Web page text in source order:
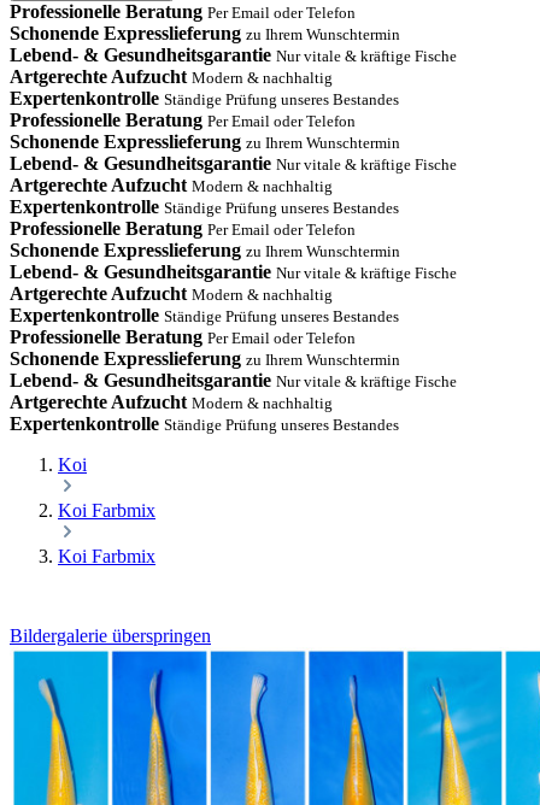
Professionelle Beratung Per Email oder Telefon
Schonende Expresslieferung zu Ihrem Wunschtermin
Lebend- & Gesundheitsgarantie Nur vitale & kräftige Fische
Artgerechte Aufzucht Modern & nachhaltig
Expertenkontrolle Ständige Prüfung unseres Bestandes
Professionelle Beratung Per Email oder Telefon
Schonende Expresslieferung zu Ihrem Wunschtermin
Lebend- & Gesundheitsgarantie Nur vitale & kräftige Fische
Artgerechte Aufzucht Modern & nachhaltig
Expertenkontrolle Ständige Prüfung unseres Bestandes
Professionelle Beratung Per Email oder Telefon
Schonende Expresslieferung zu Ihrem Wunschtermin
Lebend- & Gesundheitsgarantie Nur vitale & kräftige Fische
Artgerechte Aufzucht Modern & nachhaltig
Expertenkontrolle Ständige Prüfung unseres Bestandes
Professionelle Beratung Per Email oder Telefon
Schonende Expresslieferung zu Ihrem Wunschtermin
Lebend- & Gesundheitsgarantie Nur vitale & kräftige Fische
Artgerechte Aufzucht Modern & nachhaltig
Expertenkontrolle Ständige Prüfung unseres Bestandes
Koi
Koi Farbmix
Koi Farbmix
Bildergalerie überspringen